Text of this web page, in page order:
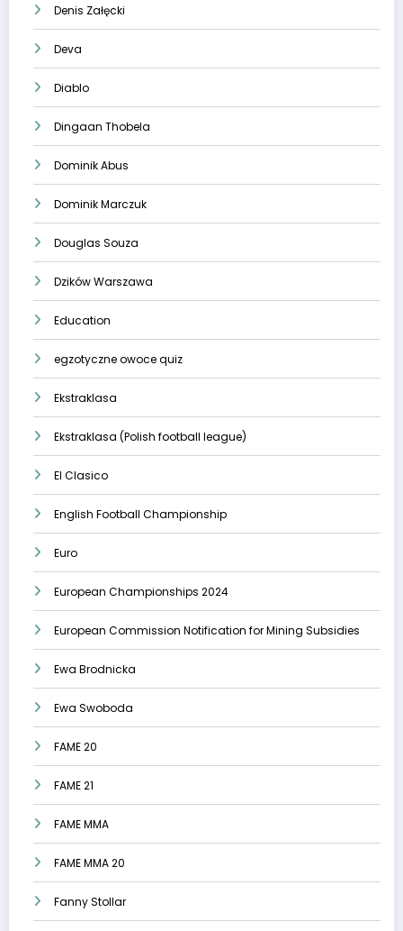
Denis Załęcki
Deva
Diablo
Dingaan Thobela
Dominik Abus
Dominik Marczuk
Douglas Souza
Dzików Warszawa
Education
egzotyczne owoce quiz
Ekstraklasa
Ekstraklasa (Polish football league)
El Clasico
English Football Championship
Euro
European Championships 2024
European Commission Notification for Mining Subsidies
Ewa Brodnicka
Ewa Swoboda
FAME 20
FAME 21
FAME MMA
FAME MMA 20
Fanny Stollar